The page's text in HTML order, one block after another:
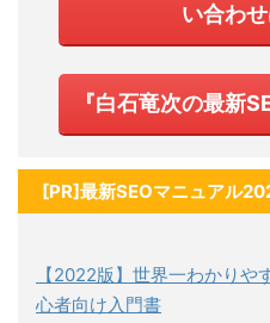
い合わ
『白石竜次の最新
[PR]最新SEOマニュアル
【2022版】世界一わかり
心者向け入門書